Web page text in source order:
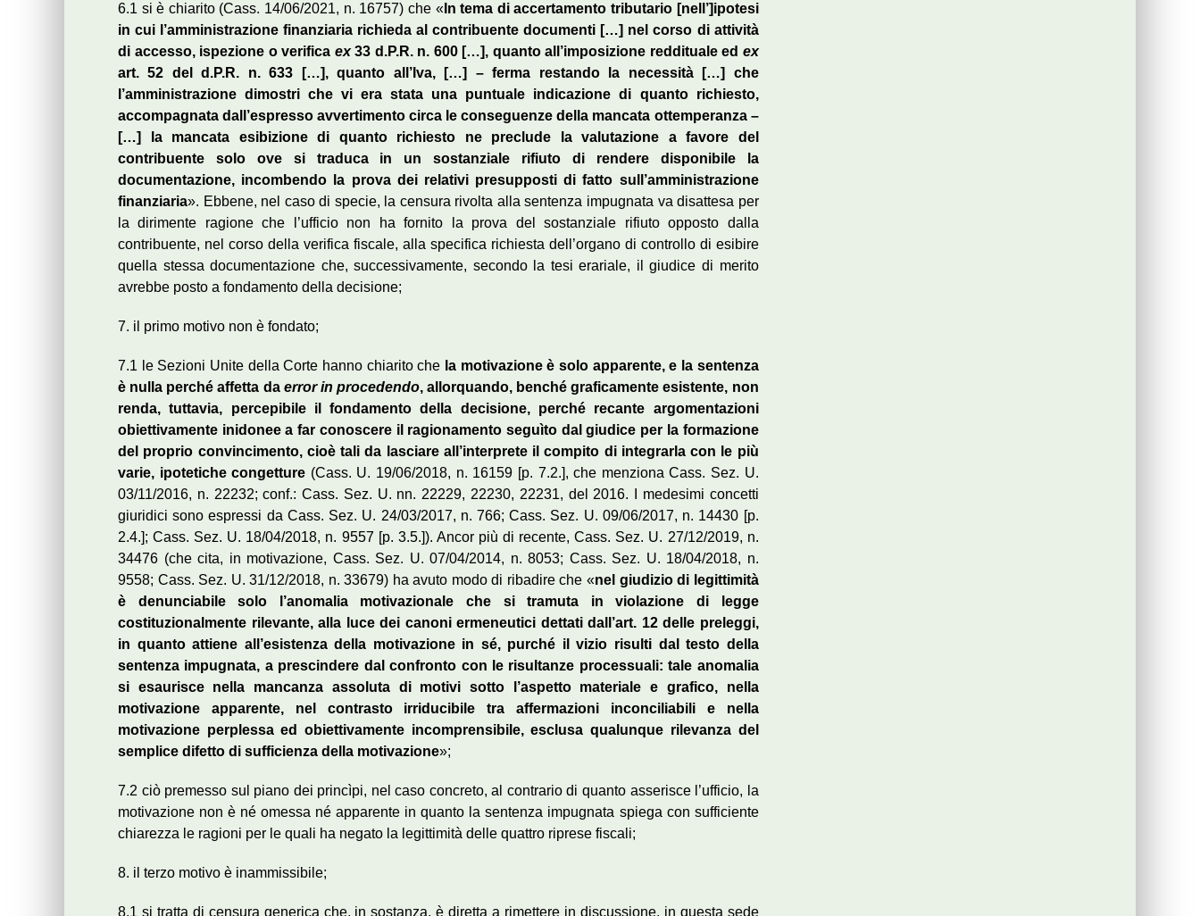
6.1 si è chiarito (Cass. 14/06/2021, n. 16757) che «In tema di accertamento tributario [nell’]ipotesi
in cui l’amministrazione finanziaria richieda al contribuente documenti […] nel corso di attività
di accesso, ispezione o verifica ex33 d.P.R. n. 600 […], quanto all’imposizione reddituale ed ex
art. 52 del d.P.R. n. 633 […], quanto all’Iva, […] – ferma restando la necessità […] che
l’amministrazione dimostri che vi era stata una puntuale indicazione di quanto richiesto,
accompagnata dall’espresso avvertimento circa le conseguenze della mancata ottemperanza –
[…] la mancata esibizione di quanto richiesto ne preclude la valutazione a favore del
contribuente solo ove si traduca in un sostanziale rifiuto di rendere disponibile la
documentazione, incombendo la prova dei relativi presupposti di fatto sull’amministrazione
finanziaria». Ebbene, nel caso di specie, la censura rivolta alla sentenza impugnata va disattesa per
la dirimente ragione che l’ufficio non ha fornito la prova del sostanziale rifiuto opposto dalla
contribuente, nel corso della verifica fiscale, alla specifica richiesta dell’organo di controllo di esibire
quella stessa documentazione che, successivamente, secondo la tesi erariale, il giudice di merito
avrebbe posto a fondamento della decisione;
7. il primo motivo non è fondato;
7.1 le Sezioni Unite della Corte hanno chiarito che la motivazione è solo apparente, e la sentenza
è nulla perché affetta da error in procedendo, allorquando, benché graficamente esistente, non
renda, tuttavia, percepibile il fondamento della decisione, perché recante argomentazioni
obiettivamente inidonee a far conoscere il ragionamento seguìto dal giudice per la formazione
del proprio convincimento, cioè tali da lasciare all’interprete il compito di integrarla con le più
varie, ipotetiche congetture (Cass. U. 19/06/2018, n. 16159 [p. 7.2.], che menziona Cass. Sez. U.
03/11/2016, n. 22232; conf.: Cass. Sez. U. nn. 22229, 22230, 22231, del 2016. I medesimi concetti
giuridici sono espressi da Cass. Sez. U. 24/03/2017, n. 766; Cass. Sez. U. 09/06/2017, n. 14430 [p.
2.4.]; Cass. Sez. U. 18/04/2018, n. 9557 [p. 3.5.]). Ancor più di recente, Cass. Sez. U. 27/12/2019, n.
34476 (che cita, in motivazione, Cass. Sez. U. 07/04/2014, n. 8053; Cass. Sez. U. 18/04/2018, n.
9558; Cass. Sez. U. 31/12/2018, n. 33679) ha avuto modo di ribadire che «nel giudizio di legittimità
è denunciabile solo l’anomalia motivazionale che si tramuta in violazione di legge
costituzionalmente rilevante, alla luce dei canoni ermeneutici dettati dall’art. 12 delle preleggi,
in quanto attiene all’esistenza della motivazione in sé, purché il vizio risulti dal testo della
sentenza impugnata, a prescindere dal confronto con le risultanze processuali: tale anomalia
si esaurisce nella mancanza assoluta di motivi sotto l’aspetto materiale e grafico, nella
motivazione apparente, nel contrasto irriducibile tra affermazioni inconciliabili e nella
motivazione perplessa ed obiettivamente incomprensibile, esclusa qualunque rilevanza del
semplice difetto di sufficienza della motivazione»;
7.2 ciò premesso sul piano dei princìpi, nel caso concreto, al contrario di quanto asserisce l’ufficio, la
motivazione non è né omessa né apparente in quanto la sentenza impugnata spiega con sufficiente
chiarezza le ragioni per le quali ha negato la legittimità delle quattro riprese fiscali;
8. il terzo motivo è inammissibile;
8.1 si tratta di censura generica che, in sostanza, è diretta a rimettere in discussione, in questa sede